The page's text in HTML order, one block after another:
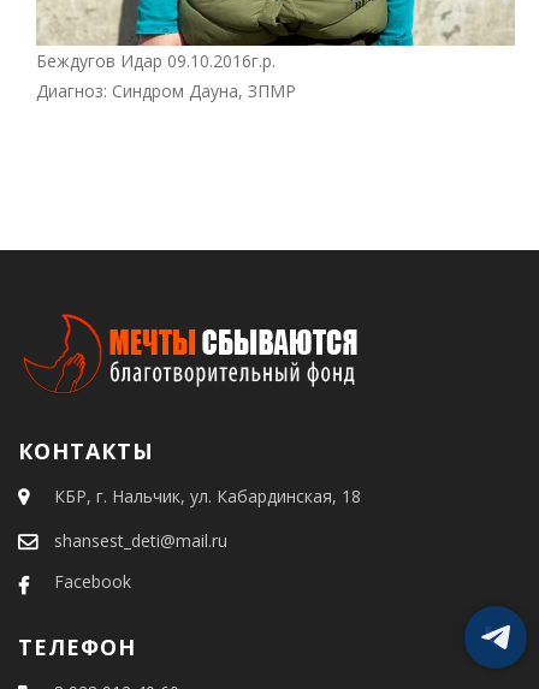
Беждугов Идар 09.10.2016г.р.
Диагноз: Синдром Дауна, ЗПМР
КОНТАКТЫ
КБР, г. Нальчик, ул. Кабардинская, 18
shansest_deti@mail.ru
Facebook
ТЕЛЕФОН